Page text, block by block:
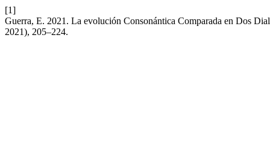
[1]
Guerra, E. 2021. La evolución Consonántica Comparada en Dos
2021), 205–224.